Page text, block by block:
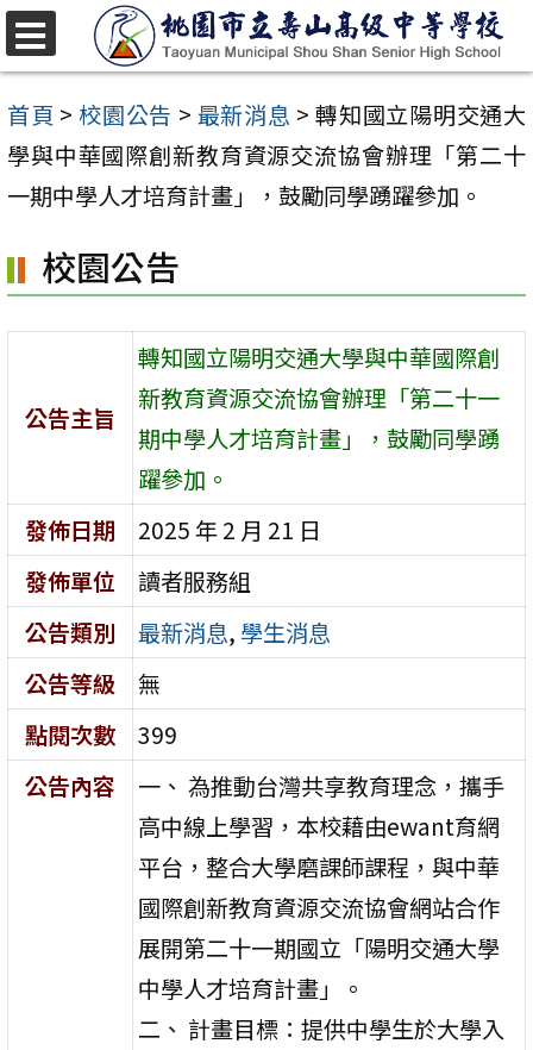
跳
至
主
要
區
首頁 > 校園公告 > 最新消息 > 轉知國立陽明交通大
學與中華國際創新教育資源交流協會辦理「第二十
一期中學人才培育計畫」，鼓勵同學踴躍參加。
校園公告
公告主旨
轉知國立陽明交通大學與中華國際創
新教育資源交流協會辦理「第二十一
期中學人才培育計畫」，鼓勵同學踴
躍參加。
發佈日期
2025 年 2 月 21 日
發佈單位
讀者服務組
公告類別
最新消息, 學生消息
公告等級
無
點閱次數
399
公告內容
一、 為推動台灣共享教育理念，攜手
高中線上學習，本校藉由ewant育網
平台，整合大學磨課師課程，與中華
國際創新教育資源交流協會網站合作
展開第二十一期國立「陽明交通大學
中學人才培育計畫」。
二、 計畫目標：提供中學生於大學入
選
單